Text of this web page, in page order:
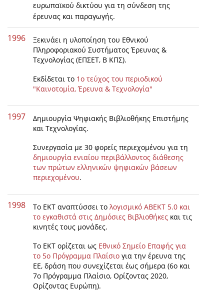
ευρωπαϊκού δικτύου για τη σύνδεση της
έρευνας και παραγωγής.
1996
Ξεκινάει η υλοποίηση του Εθνικού
Πληροφοριακού Συστήματος Έρευνας &
Τεχνολογίας (ΕΠΣΕΤ, Β ΚΠΣ).
Εκδίδεται το 1ο τεύχος του περιοδικού
"Καινοτομία, Έρευνα & Τεχνολογία"
1997
Δημιουργία Ψηφιακής Βιβλιοθήκης Επιστήμης
και Τεχνολογίας.
Συνεργασία με 30 φορείς περιεχομένου για τη
δημιουργία ενιαίου περιβάλλοντος διάθεσης
των πρώτων ελληνικών ψηφιακών βάσεων
περιεχομένου.
1998 Το ΕΚΤ αναπτύσσει το λογισμικό ΑΒΕΚΤ 5.0 και
το εγκαθιστά στις Δημόσιες Βιβλιοθήκες και τις
κινητές τους μονάδες.
Το ΕΚΤ ορίζεται ως Εθνικό Σημείο Επαφής για
το 5ο Πρόγραμμα Πλαίσιο για την έρευνα της
ΕΕ, δράση που συνεχίζεται έως σήμερα (6ο και
7ο Πρόγραμμα Πλαίσιο, Ορίζοντας 2020,
Ορίζοντας Ευρώπη).